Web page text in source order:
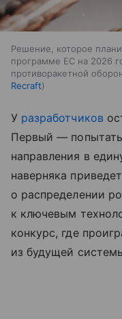
Решение, которое
программе ЕС на 2026
противоракетной
Recraft
У разработчиков
Первый —
направления в
наверняка
о распределении
к ключевым
конкурс, где
из будущей